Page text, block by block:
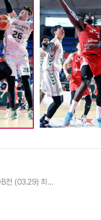
22-23시즌 DB전 (03.29) 최부경